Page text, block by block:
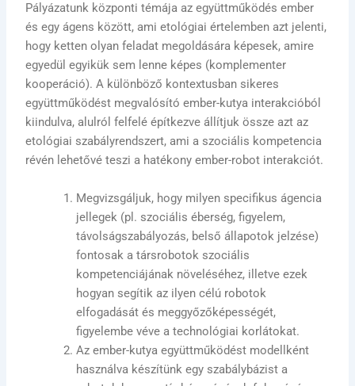
Pályázatunk központi témája az együttműködés ember
és egy ágens között, ami etológiai értelemben azt jelenti,
hogy ketten olyan feladat megoldására képesek, amire
egyedül egyikük sem lenne képes (komplementer
kooperáció). A különböző kontextusban sikeres
együttműködést megvalósító ember-kutya interakcióból
kiindulva, alulról felfelé építkezve állítjuk össze azt az
etológiai szabályrendszert, ami a szociális kompetencia
révén lehetővé teszi a hatékony ember-robot interakciót.
Megvizsgáljuk, hogy milyen specifikus ágencia
jellegek (pl. szociális éberség, figyelem,
távolságszabályozás, belső állapotok jelzése)
fontosak a társrobotok szociális
kompetenciájának növeléséhez, illetve ezek
hogyan segítik az ilyen célú robotok
elfogadását és meggyőzőképességét,
figyelembe véve a technológiai korlátokat.
Az ember-kutya együttműködést modellként
használva készítünk egy szabálybázist a